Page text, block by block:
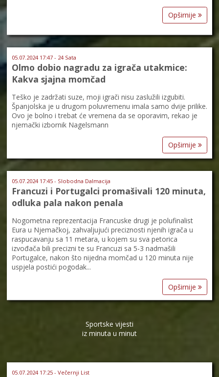
Opširnije
05.07.2024 17:47 - 24 Sata
Olmo dobio nagradu za igrača utakmice:
Kakva sjajna momčad
Teško je zadržati suze, moji igrači nisu zaslužili izgubiti.
Španjolska je u drugom poluvremenu imala samo dvije prilike.
Ovo je bolno i trebat će vremena da se oporavim, rekao je
njemački izbornik Nagelsmann
Opširnije
05.07.2024 17:45 - Slobodna Dalmacija
Francuzi i Portugalci promašivali 120 minuta,
odluka pala nakon penala
Nogometna reprezentacija Francuske drugi je polufinalist
Eura u Njemačkoj, zahvaljujući preciznosti njenih igrača u
raspucavanju sa 11 metara, u kojem su sva petorica
izvođača bili precizni te su Francuzi sa 5-3 nadmašili
Portugalce, nakon što nijedna momčad u 120 minuta nije
uspjela postići pogodak...
Opširnije
Sportske vijesti
iz minuta u minut
05.07.2024 17:25 - Večernji List